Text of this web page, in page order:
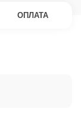
ОПЛАТА